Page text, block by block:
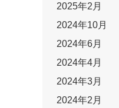
2025年2月
2024年10月
2024年6月
2024年4月
2024年3月
2024年2月